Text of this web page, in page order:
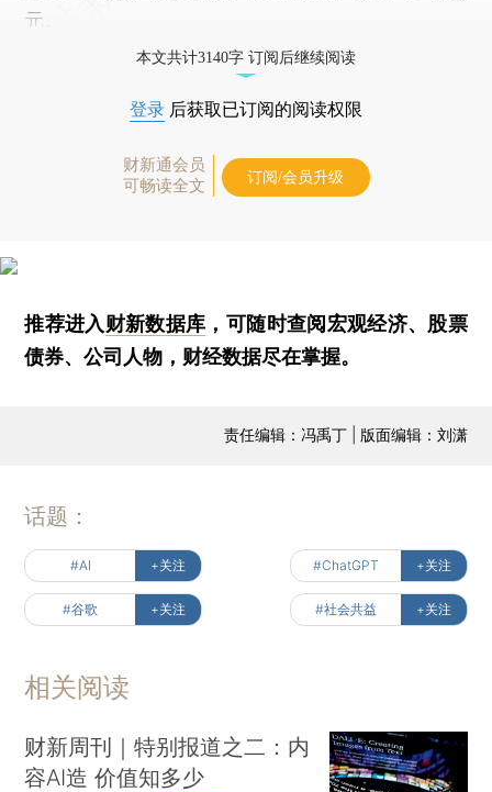
元。
本文共计3140字 订阅后继续阅读
登录 后获取已订阅的阅读权限
财新通会员
可畅读全文
订阅/会员升级
推荐进入财新数据库 ，可随时查阅宏观经济、股票
债券、公司人物，财经数据尽在掌握。
责任编辑：冯禹丁 | 版面编辑：刘潇
话题：
#AI +关注 #ChatGPT +关注
#谷歌 +关注 #社会共益 +关注
相关阅读
财新周刊｜特别报道之二：内
容AI造 价值知多少